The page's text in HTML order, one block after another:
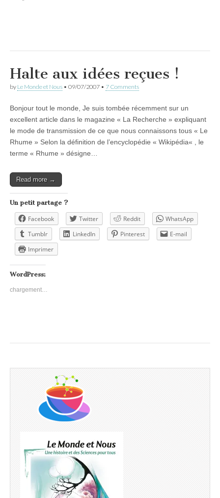
Halte aux idées reçues !
by Le Monde et Nous • 09/07/2007 • 7 Comments
Bonjour tout le monde, Je suis tombée récemment sur un
excellent article dans le magazine « La Recherche » expliquant
le mode de transmission de ce que nous connaissons tous « Le
Rhume » Selon la définition de l’encyclopédie « Wikipédia« , le
terme « Rhume » désigne…
Read more →
Un petit partage ?
Facebook Twitter Reddit
WhatsApp
Tumblr
LinkedIn Pinterest
E-mail
Imprimer
WordPress:
chargement…